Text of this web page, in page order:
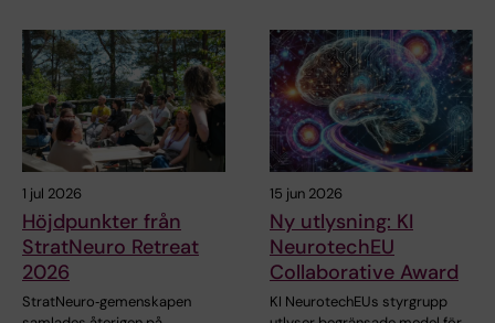
1 jul 2026
Höjdpunkter från
StratNeuro Retreat
2026
StratNeuro‑gemenskapen
15 jun 2026
Ny utlysning: KI
NeurotechEU
Collaborative Award
KI NeurotechEUs styrgrupp